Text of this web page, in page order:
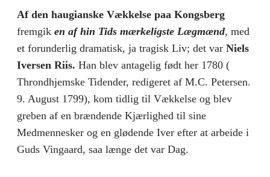
Af den haugianske Vækkelse paa Kongsberg
fremgik en af hin Tids mærkeligste Lægmænd, med
et forunderlig dramatisk, ja tragisk Liv; det var Niels
Iversen Riis. Han blev antagelig født her 1780 (
Throndhjemske Tidender, redigeret af M.C. Petersen.
9. August 1799), kom tidlig til Vækkelse og blev
greben af en brændende Kjærlighed til sine
Medmennesker og en glødende Iver efter at arbeide i
Guds Vingaard, saa længe det var Dag.